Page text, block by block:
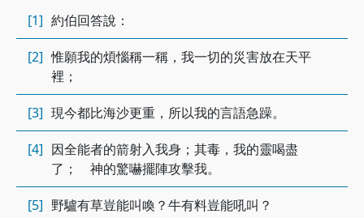
[1] 約伯回答說：
[2] 惟願我的煩惱稱一稱，我一切的災害放在天平
裡；
[3] 現今都比海沙更重，所以我的言語急躁。
[4] 因全能者的箭射入我身；其毒，我的靈喝盡
了； 神的驚嚇擺陣攻擊我。
[5] 野驢有草豈能叫喚？牛有料豈能吼叫？